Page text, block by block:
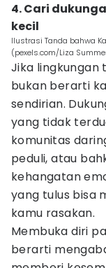
4. Cari
kecil
Ilustrasi Tanda bahwa
(pexels.com/Liza
Jika lingkungan
bukan berarti
sendirian.
yang tidak
komunitas
peduli, atau
kehangatan
yang tulus bisa
kamu rasakan.
Membuka diri
berarti